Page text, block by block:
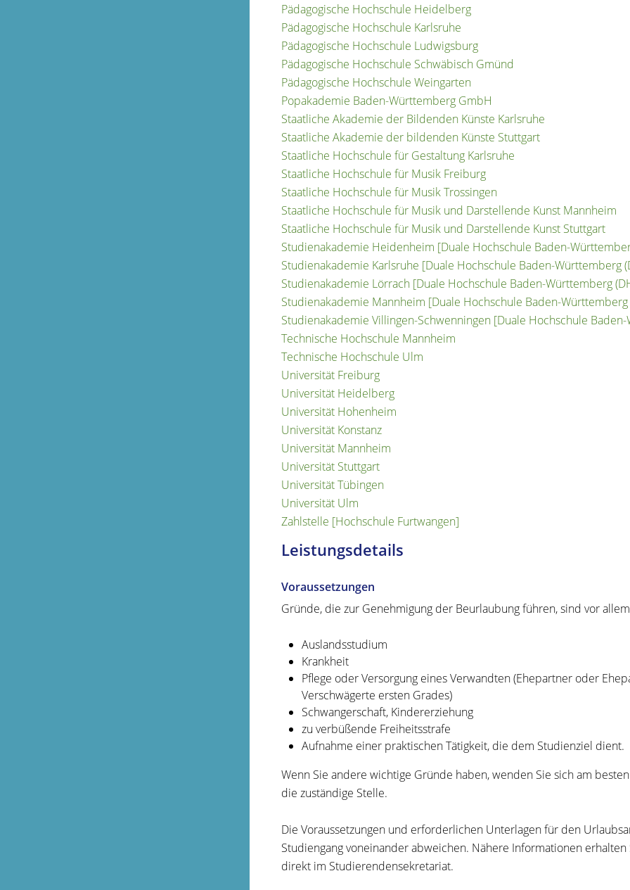
Pädagogische Hochschule Heidelberg
Pädagogische Hochschule Karlsruhe
Pädagogische Hochschule Ludwigsburg
Pädagogische Hochschule Schwäbisch Gmünd
Pädagogische Hochschule Weingarten
Popakademie Baden-Württemberg GmbH
Staatliche Akademie der Bildenden Künste Karlsruhe
Staatliche Akademie der bildenden Künste Stuttgart
Staatliche Hochschule für Gestaltung Karlsruhe
Staatliche Hochschule für Musik Freiburg
Staatliche Hochschule für Musik Trossingen
Staatliche Hochschule für Musik und Darstellende Kunst Mannheim
Staatliche Hochschule für Musik und Darstellende Kunst Stuttgart
Studienakademie Heidenheim [Duale Hochschule Baden-
Studienakademie Karlsruhe [Duale Hochschule Baden-Württemberg
Studienakademie Lörrach [Duale Hochschule Baden-Württemberg
Studienakademie Mannheim [Duale Hochschule Baden-Württemberg
Studienakademie Villingen-Schwenningen [Duale Hochschule
Technische Hochschule Mannheim
Technische Hochschule Ulm
Universität Freiburg
Universität Heidelberg
Universität Hohenheim
Universität Konstanz
Universität Mannheim
Universität Stuttgart
Universität Tübingen
Universität Ulm
Zahlstelle [Hochschule Furtwangen]
Leistungsdetails
Voraussetzungen
Gründe, die zur Genehmigung der Beurlaubung führen, sind vor
Auslandsstudium
Krankheit
Pflege oder Versorgung eines Verwandten (Ehepartner oder
Verschwägerte ersten Grades)
Schwangerschaft, Kindererziehung
zu verbüßende Freiheitsstrafe
Aufnahme einer praktischen Tätigkeit, die dem Studienziel dient.
Wenn Sie andere wichtige Gründe haben, wenden Sie sich am
die zuständige Stelle.
Die Voraussetzungen und erforderlichen Unterlagen für den
Studiengang voneinander abweichen. Nähere Informationen
direkt im Studierendensekretariat.